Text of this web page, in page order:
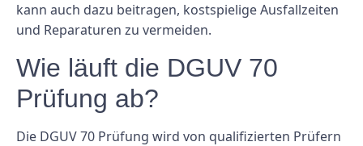
kann auch dazu beitragen, kostspielige Ausfallzeiten
und Reparaturen zu vermeiden.
Wie läuft die DGUV 70
Prüfung ab?
Die DGUV 70 Prüfung wird von qualifizierten Prüfern